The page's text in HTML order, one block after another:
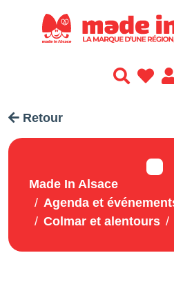
Retour
Made In Alsace
Agenda et
Colmar et alentours